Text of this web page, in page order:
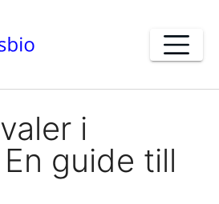
i
guide till